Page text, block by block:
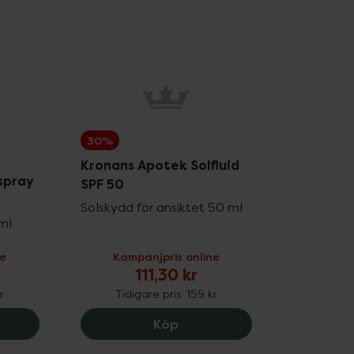
90.3 kr.
Apotek Solspray Barn SPF 50, 125.3 kr.
30%
Kronans Apotek Solfluid
SPF 50
Solskydd för ansiktet 50 ml
Kampanjpris online
111,30 kr
Tidigare pris: 159 kr
Köp Kronans Apotek Solfluid